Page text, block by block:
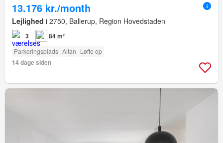
13.176 kr./month
Lejlighed i 2750, Ballerup, Region Hovedstaden
3 84 m²
Parkeringsplads Altan Løfte op
14 dage siden